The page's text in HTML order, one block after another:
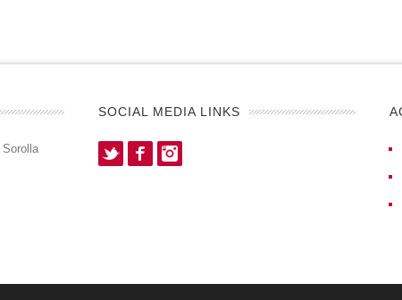
SOCIAL MEDIA LINKS
Twitter Facebook